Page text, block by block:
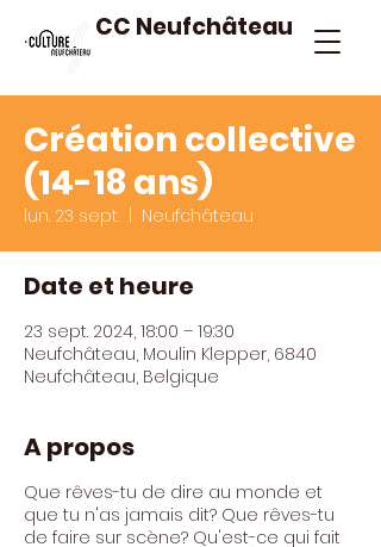
CC Neufchâteau
Création collective
(14-18 ans)
lun. 23 sept. Neufchâteau
Date et heure
23 sept. 2024, 18:00 – 19:30
Neufchâteau, Moulin Klepper, 6840
Neufchâteau, Belgique
A propos
Que rêves-tu de dire au monde et
que tu n'as jamais dit? Que rêves-tu
de faire sur scène? Qu'est-ce qui fait